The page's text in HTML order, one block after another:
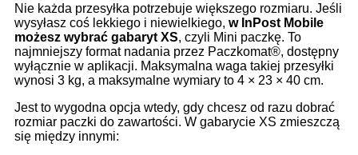
Nie każda przesyłka potrzebuje większego rozmiaru. Jeśli
wysyłasz coś lekkiego i niewielkiego, w InPost Mobile
możesz wybrać gabaryt XS, czyli Mini paczkę. To
najmniejszy format nadania przez Paczkomat®, dostępny
wyłącznie w aplikacji. Maksymalna waga takiej przesyłki
wynosi 3 kg, a maksymalne wymiary to 4 × 23 × 40 cm.
Jest to wygodna opcja wtedy, gdy chcesz od razu dobrać
rozmiar paczki do zawartości. W gabarycie XS zmieszczą
się między innymi: